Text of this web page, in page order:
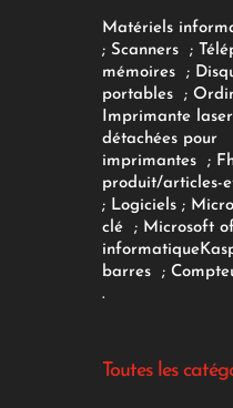
Matériels
; Scanners ;
mémoires
;
portables
;
Imprimante laser
détachées pour
imprimantes
; F
produit/articles-
; Logiciels ;
clé; Microsoft
informatique
barres
;
.
Toutes les